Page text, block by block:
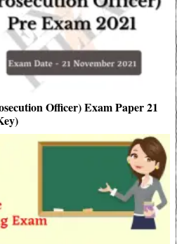
Officer) Exam Paper 21